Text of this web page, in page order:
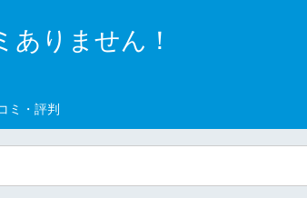
ありません！
ミ・評判